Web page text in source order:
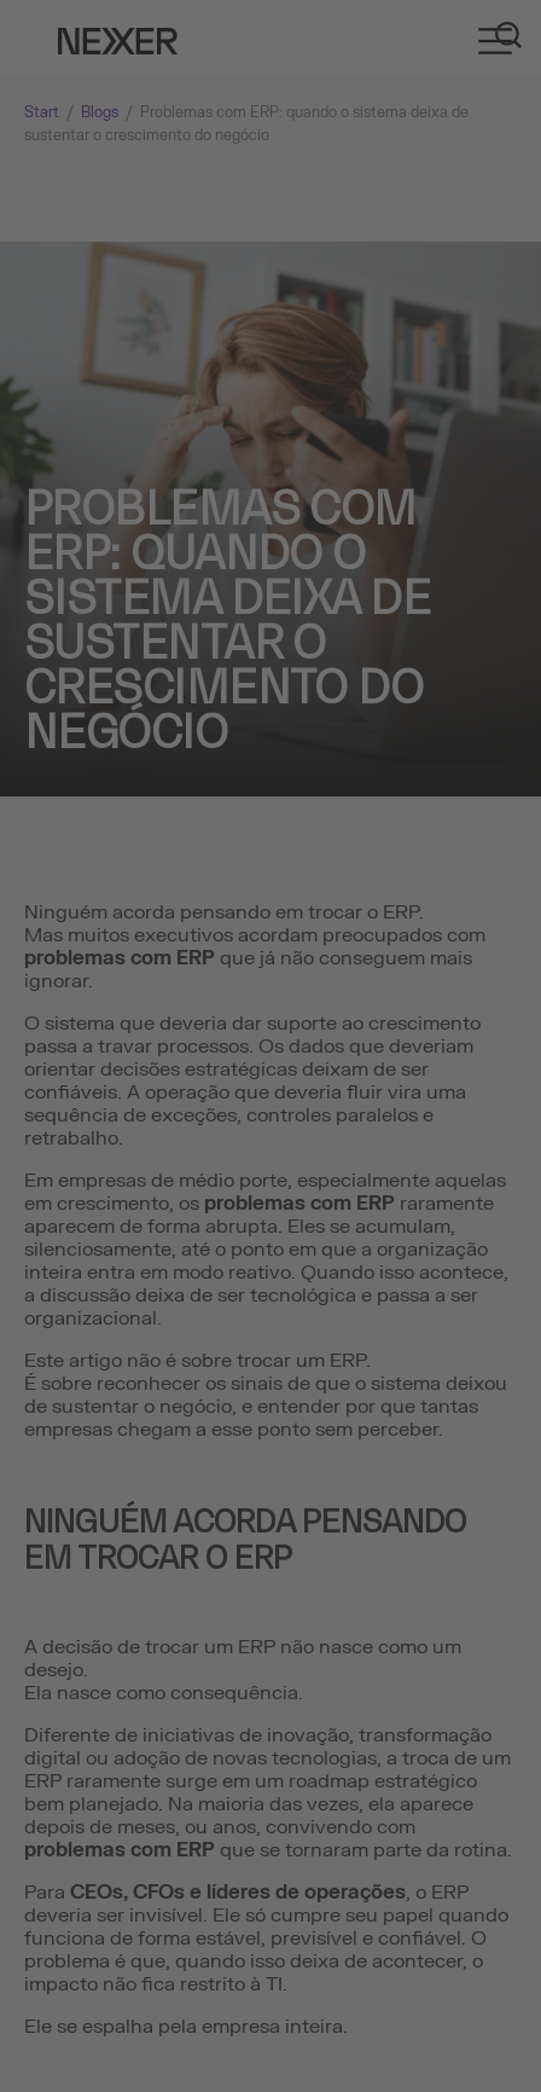
Start / Blogs / Problemas com ERP: quando o sistema deixa de
sustentar o crescimento do negócio
PROBLEMAS COM
ERP: QUANDO O
SISTEMA DEIXA DE
SUSTENTAR O
CRESCIMENTO DO
NEGÓCIO
Ninguém acorda pensando em trocar o ERP.
Mas muitos executivos acordam preocupados com
problemas com ERP que já não conseguem mais
ignorar.
O sistema que deveria dar suporte ao crescimento
passa a travar processos. Os dados que deveriam
orientar decisões estratégicas deixam de ser
confiáveis. A operação que deveria fluir vira uma
sequência de exceções, controles paralelos e
retrabalho.
Em empresas de médio porte, especialmente aquelas
em crescimento, os problemas com ERP raramente
aparecem de forma abrupta. Eles se acumulam,
silenciosamente, até o ponto em que a organização
inteira entra em modo reativo. Quando isso acontece,
a discussão deixa de ser tecnológica e passa a ser
organizacional.
Este artigo não é sobre trocar um ERP.
É sobre reconhecer os sinais de que o sistema deixou
de sustentar o negócio, e entender por que tantas
empresas chegam a esse ponto sem perceber.
NINGUÉM ACORDA PENSANDO
EM TROCAR O ERP
A decisão de trocar um ERP não nasce como um
desejo.
Ela nasce como consequência.
Diferente de iniciativas de inovação, transformação
digital ou adoção de novas tecnologias, a troca de um
ERP raramente surge em um roadmap estratégico
bem planejado. Na maioria das vezes, ela aparece
depois de meses, ou anos, convivendo com
problemas com ERP que se tornaram parte da rotina.
Para CEOs, CFOs e líderes de operações, o ERP
deveria ser invisível. Ele só cumpre seu papel quando
funciona de forma estável, previsível e confiável. O
problema é que, quando isso deixa de acontecer, o
impacto não fica restrito à TI.
Ele se espalha pela empresa inteira.